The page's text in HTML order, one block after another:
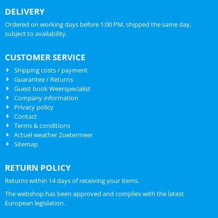
DELIVERY
Ordered on working days before 1:00 PM, shipped the same day,
subject to availability.
CUSTOMER SERVICE
Shipping costs / payment
Guarantee / Returns
Guest book Weerspecialist
Company information
Privacy policy
Contact
Terms & conditions
Actuel weather Zoetermeer
Sitemap
RETURN POLICY
Returns within 14 days of receiving your items.
The webshop has been approved and complies with the latest
European legislation.